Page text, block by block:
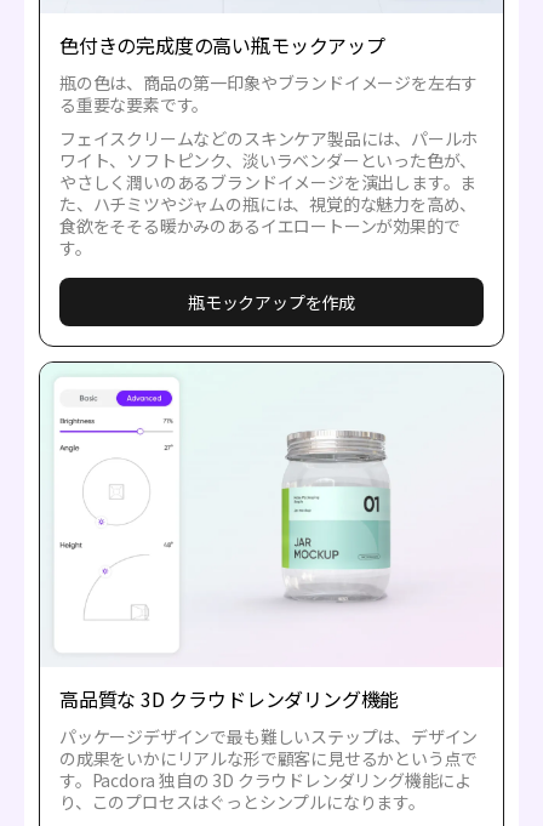
色付きの完成度の高い瓶モックアップ
瓶の色は、商品の第一印象やブランドイメージを左右す
る重要な要素です。
フェイスクリームなどのスキンケア製品には、パールホ
ワイト、ソフトピンク、淡いラベンダーといった色が、
やさしく潤いのあるブランドイメージを演出します。ま
た、ハチミツやジャムの瓶には、視覚的な魅力を高め、
食欲をそそる暖かみのあるイエロートーンが効果的で
す。
瓶モックアップを作成
高品質な 3D クラウドレンダリング機能
パッケージデザインで最も難しいステップは、デザイン
の成果をいかにリアルな形で顧客に見せるかという点で
す。Pacdora 独自の 3D クラウドレンダリング機能によ
り、このプロセスはぐっとシンプルになります。